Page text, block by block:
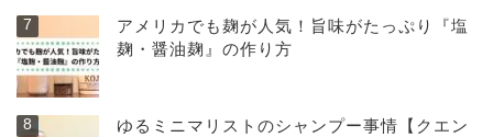
アメリカでも麹が人気！旨味がたっぷり『塩
麹・醤油麹』の作り方
ゆるミニマリストのシャンプー事情【クエン